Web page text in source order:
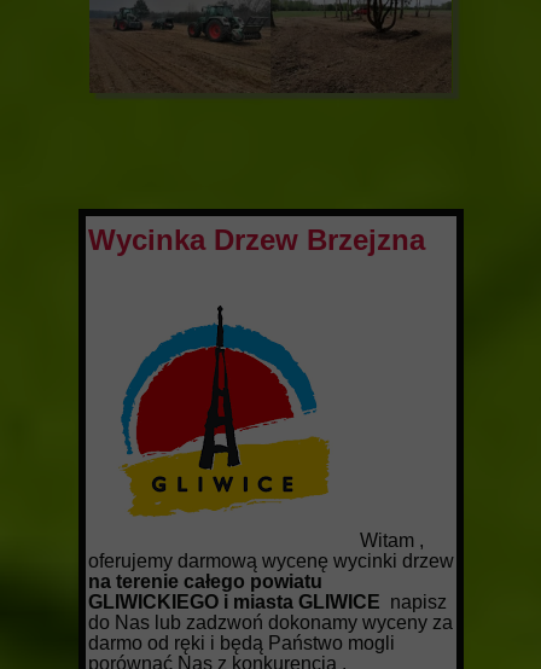
Wycinka Drzew Brzejzna
Witam ,
oferujemy darmową wycenę wycinki drzew
na terenie całego powiatu
GLIWICKIEGO i miasta GLIWICE napisz
do Nas lub zadzwoń dokonamy wyceny za
darmo od ręki i będą Państwo mogli
porównać Nas z konkurencją .